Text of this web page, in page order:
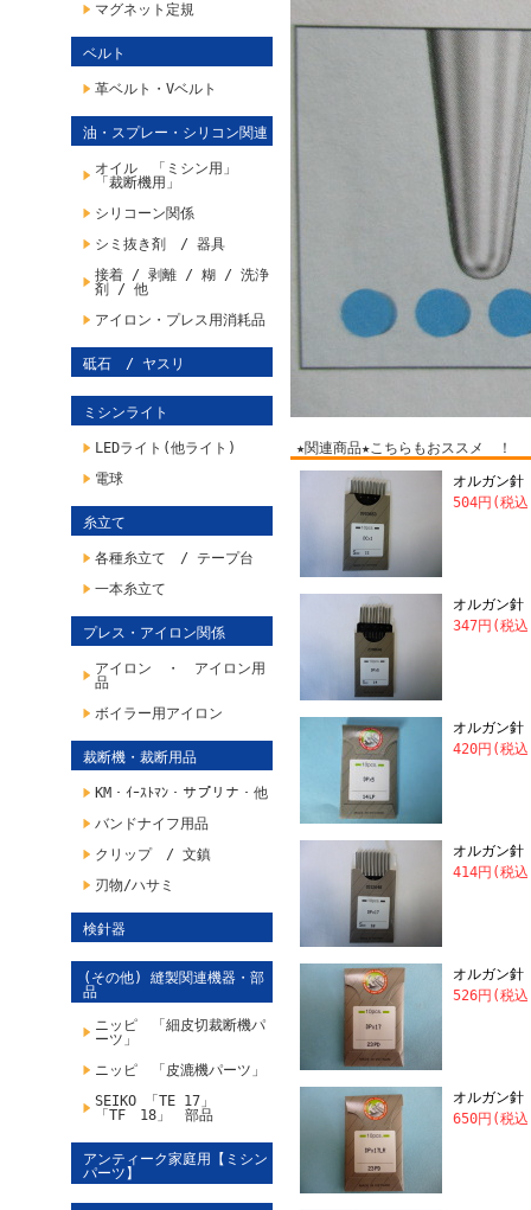
マグネット定規
ベルト
革ベルト・Vベルト
油・スプレー・シリコン関連
オイル 「ミシン用」
「裁断機用」
シリコーン関係
シミ抜き剤 / 器具
接着 / 剥離 / 糊 / 洗浄
剤 / 他
アイロン・プレス用消耗品
砥石 / ヤスリ
ミシンライト
LEDライト(他ライト)
電球
糸立て
各種糸立て / テープ台
一本糸立て
プレス・アイロン関係
アイロン ・ アイロン用
品
ボイラー用アイロン
裁断機・裁断用品
KM・ｲｰｽﾄﾏﾝ・サプリナ・他
バンドナイフ用品
クリップ / 文鎮
刃物/ハサミ
検針器
(その他) 縫製関連機器・部
品
ニッピ 「細皮切裁断機パ
ーツ」
ニッピ 「皮漉機パーツ」
SEIKO 「TE 17」
「TF 18」 部品
アンティーク家庭用【ミシン
パーツ】
★関連商品★こちらもおススメ ！
オルガン
504円(税
オルガン
347円(税
オルガン
420円(税
オルガン
414円(税
オルガン
526円(税
オルガン
650円(税